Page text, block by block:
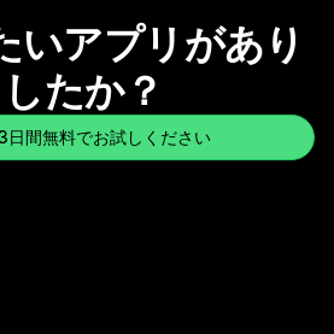
いアプリがあり
たか？
間無料でお試しください